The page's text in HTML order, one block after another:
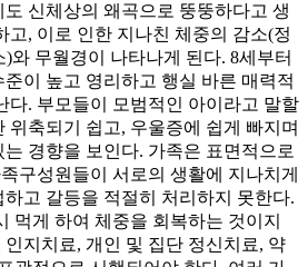
신체상의 왜곡으로 뚱뚱하다고 생
고, 이로 인한 지나친 체중의 감소(정
와 무월경이 나타나게 된다. 8세부터
이 높고 영리하고 행실 바른 매력적
다. 부모들이 모범적인 아이라고 말할
위축되기 쉽고, 우울증에 쉽게 빠지며
경향을 보인다. 가족은 표면적으로
구성원들이 서로의 생활에 지나치게
고 갈등을 적절히 처리하지 못한다.
먹게 하여 체중을 회복하는 것이지
지치료, 개인 및 집단 정신치료, 약